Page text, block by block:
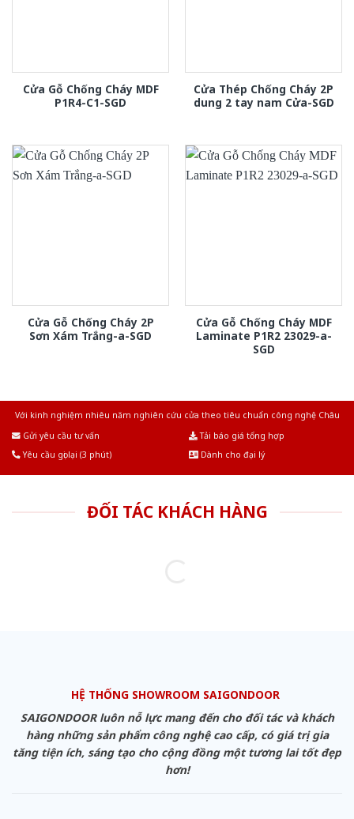
Cửa Gỗ Chống Cháy MDF
P1R4-C1-SGD
Cửa Thép Chống Cháy 2P
dung 2 tay nam Cửa-SGD
Cửa Gỗ Chống Cháy 2P
Sơn Xám Trắng-a-SGD
Cửa Gỗ Chống Cháy MDF
Laminate P1R2 23029-a-
SGD
Với kinh nghiệm nhiêu năm nghiên cứu cửa theo tiêu chuẩn công nghệ Châu
Gửi yêu cầu tư vấn
Tải báo giá tổng hợp
Yêu cầu gọi lại (3 phút)
Dành cho đại lý
ĐỐI TÁC KHÁCH HÀNG
HỆ THỐNG SHOWROOM SAIGONDOOR
SAIGONDOOR luôn nỗ lực mang đến cho đối tác và khách
hàng những sản phẩm công nghệ cao cấp, có giá trị gia
tăng tiện ích, sáng tạo cho cộng đồng một tương lai tốt đẹp
hơn!